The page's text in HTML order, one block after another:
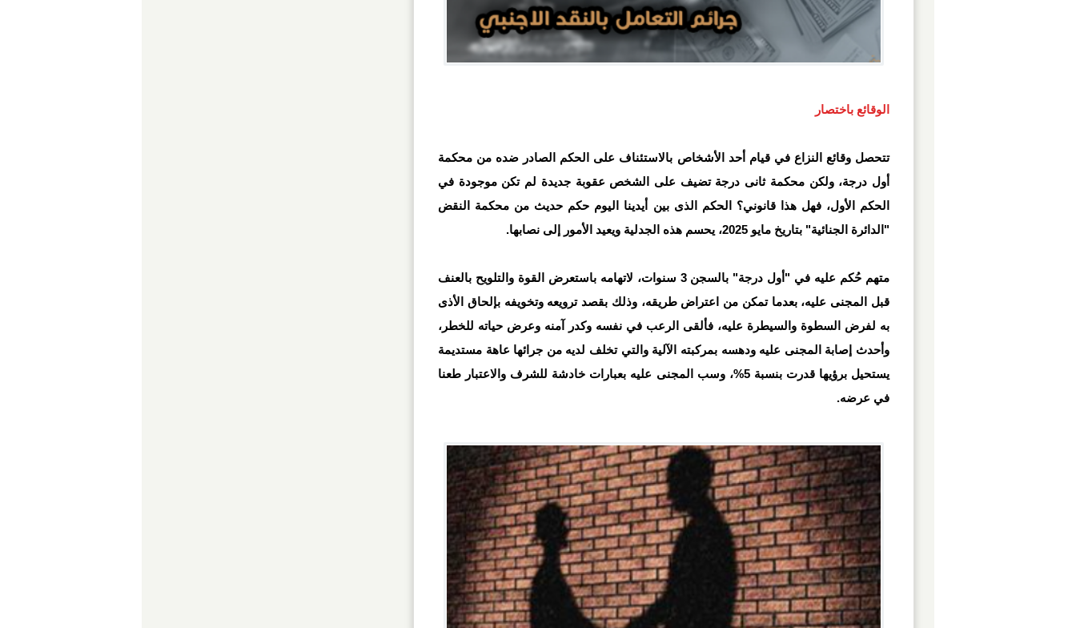
الوقائع باختصار
تتحصل وقائع النزاع في قيام أحد الأشخاص بالاستئناف على الحكم الصادر ضده من محكمة
أول درجة، ولكن محكمة ثانى درجة تضيف على الشخص عقوبة جديدة لم تكن موجودة في
الحكم الأول، فهل هذا قانوني؟ الحكم الذى بين أيدينا اليوم حكم حديث من محكمة النقض
"الدائرة الجنائية" بتاريخ مايو 2025، يحسم هذه الجدلية ويعيد الأمور إلى نصابها.
متهم حُكم عليه في "أول درجة" بالسجن 3 سنوات، لاتهامه باستعرض القوة والتلويح بالعنف
قبل المجنى عليه، بعدما تمكن من اعتراض طريقه، وذلك بقصد ترويعه وتخويفه بإلحاق الأذى
به لفرض السطوة والسيطرة عليه، فألقى الرعب في نفسه وكدر آمنه وعرض حياته للخطر،
وأحدث إصابة المجنى عليه ودهسه بمركبته الآلية والتي تخلف لديه من جرائها عاهة مستديمة
يستحيل برؤيها قدرت بنسبة 5%، وسب المجنى عليه بعبارات خادشة للشرف والاعتبار طعنا
في عرضه.